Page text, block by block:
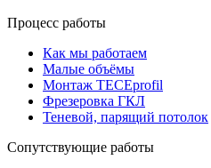
Процесс работы
Как мы работаем
Малые объёмы
Монтаж TECEprofil
Фрезеровка ГКЛ
Теневой, парящий потолок
Сопутствующие работы